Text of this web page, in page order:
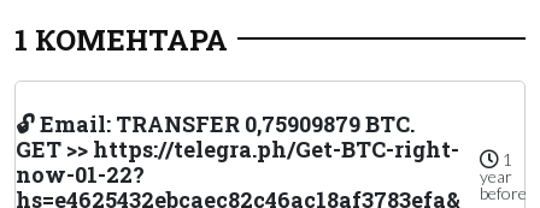
1 КОМЕНТАРА
🔓 Email: TRANSFER 0,75909879 BTC.
GET >> https://telegra.ph/Get-BTC-right-
now-01-22?
hs=e4625432ebcaec82c46ac18af3783efa&
1
year
before